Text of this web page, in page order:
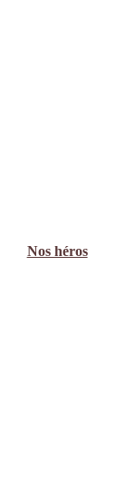
Nos héros